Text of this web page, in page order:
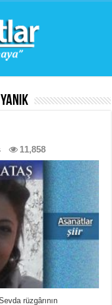
11,858
rüzgârının